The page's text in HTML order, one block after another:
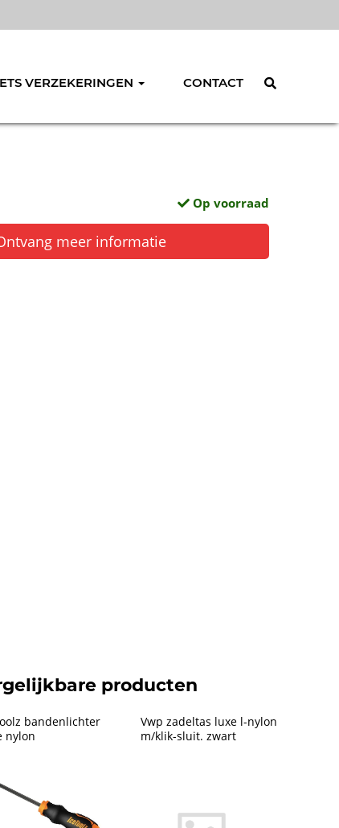
VERZEKERINGEN CONTACT
Op voorraad
meer informatie
producten
bandenlichter
nylon
Vwp zadeltas luxe l-nylon
m/klik-sluit. zwart